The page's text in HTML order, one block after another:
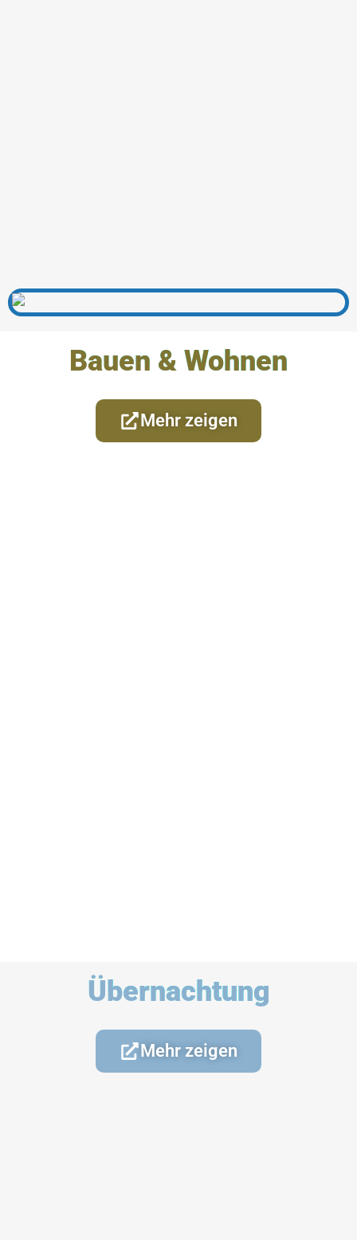
Bauen & Wohnen
Mehr zeigen
Übernachtung
Mehr zeigen